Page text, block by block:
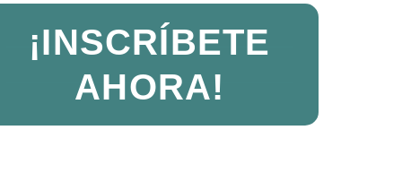
¡INSCRÍBETE
AHORA!